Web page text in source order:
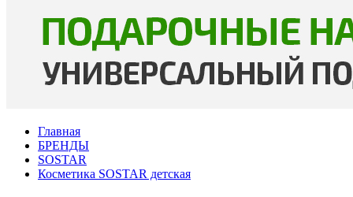
Главная
БРЕНДЫ
SOSTAR
Косметика SOSTAR детская